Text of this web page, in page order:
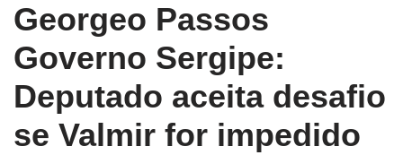
Georgeo Passos
Governo Sergipe:
Deputado aceita desafio
se Valmir for impedido